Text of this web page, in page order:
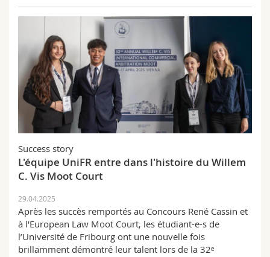
Success story
L'équipe UniFR entre dans l'histoire du Willem
C. Vis Moot Court
29.04.2025
Après les succès remportés au Concours René Cassin et
à l'European Law Moot Court, les étudiant-e-s de
l’Université de Fribourg ont une nouvelle fois
brillamment démontré leur talent lors de la 32ᵉ